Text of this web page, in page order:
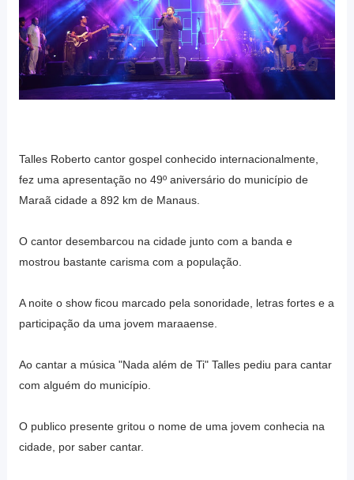
Talles Roberto cantor gospel conhecido internacionalmente,
fez uma apresentação no 49º aniversário do município de
Maraã cidade a 892 km de Manaus.
O cantor desembarcou na cidade junto com a banda e
mostrou bastante carisma com a população.
A noite o show ficou marcado pela sonoridade, letras fortes e a
participação da uma jovem maraaense.
Ao cantar a música "Nada além de Ti" Talles pediu para cantar
com alguém do município.
O publico presente gritou o nome de uma jovem conhecia na
cidade, por saber cantar.